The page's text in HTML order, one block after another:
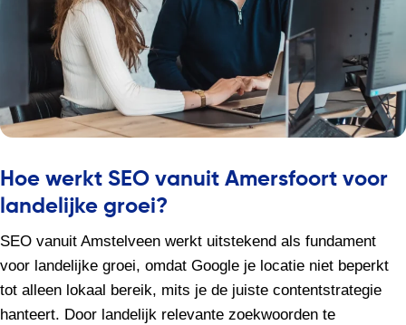
Hoe werkt SEO vanuit Amersfoort voor
landelijke groei?
SEO vanuit Amstelveen werkt uitstekend als fundament
voor landelijke groei, omdat Google je locatie niet beperkt
tot alleen lokaal bereik, mits je de juiste contentstrategie
hanteert. Door landelijk relevante zoekwoorden te